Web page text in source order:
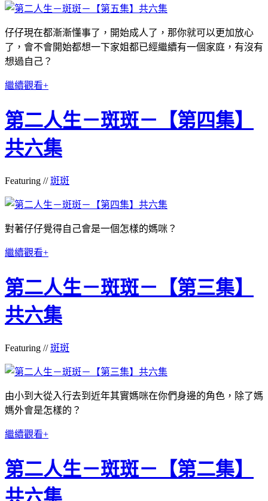
仔仔現在都漸漸懂事了，開始成人了，那你就可以更加放心
了，會不會開始都想一下家姐都已經繼續有一個家庭，有沒有
想過自己？
繼續觀看+
第二人生－斑斑－【第四集】
共六集
Featuring //斑斑
對著仔仔覺得自己會是一個怎樣的媽咪？
繼續觀看+
第二人生－斑斑－【第三集】
共六集
Featuring //斑斑
由小到大從入行去到近年其實媽咪在你們身邊的角色，除了媽
媽外會是怎樣的？
繼續觀看+
第二人生－斑斑－【第二集】
共六集